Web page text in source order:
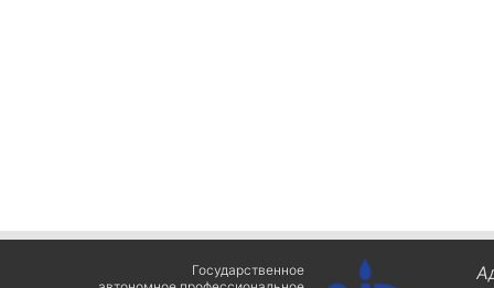
Государственное